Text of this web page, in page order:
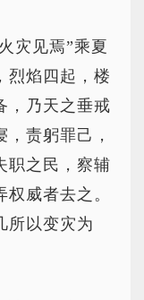
灾见焉”乘夏
烈焰四起，楼
，乃天之垂戒
责躬罪己，
职之民，察辅
威者去之。
所以变灾为